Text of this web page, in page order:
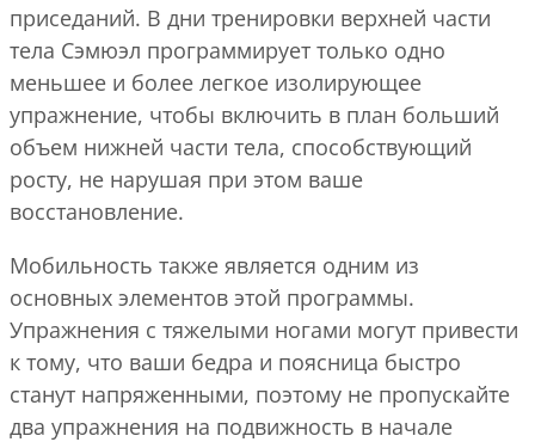
приседаний. В дни тренировки верхней части
тела Сэмюэл программирует только одно
меньшее и более легкое изолирующее
упражнение, чтобы включить в план больший
объем нижней части тела, способствующий
росту, не нарушая при этом ваше
восстановление.
Мобильность также является одним из
основных элементов этой программы.
Упражнения с тяжелыми ногами могут привести
к тому, что ваши бедра и поясница быстро
станут напряженными, поэтому не пропускайте
два упражнения на подвижность в начале